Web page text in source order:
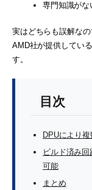
専門知識が
実はどちらも誤解な
AMD社が提供してい
す。
目次
DPUにより
ビルド済み
可能
まとめ